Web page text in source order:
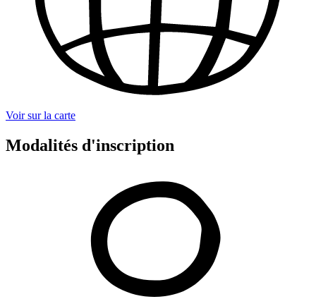
Voir sur la carte
Modalités d'inscription